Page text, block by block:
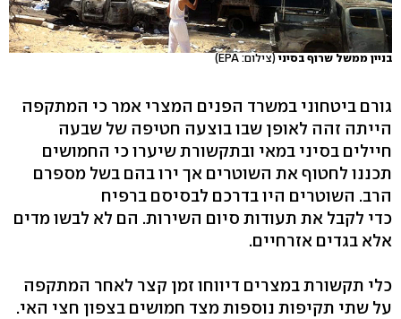
בניין ממשל שרוף בסיני (צילום: EPA)
גורם ביטחוני במשרד הפנים המצרי אמר כי המתקפה
הייתה זהה לאופן שבו בוצעה חטיפה של שבעה
חיילים בסיני במאי ובתקשורת שיערו כי החמושים
תכננו לחטוף את השוטרים אך ירו בהם בשל מספרם
הרב. השוטרים היו בדרכם לבסיסם ברפיח
כדי לקבל את תעודות סיום השירות. הם לא לבשו מדים
אלא בגדים אזרחיים.
כלי תקשורת במצרים דיווחו זמן קצר לאחר המתקפה
על שתי תקיפות נוספות מצד חמושים בצפון חצי האי.